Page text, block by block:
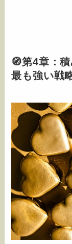
🧭第4章：
最も強い戦